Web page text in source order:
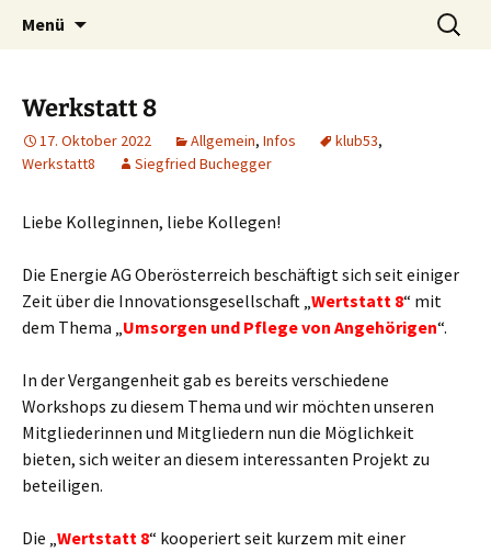
Menü
Suchen
nach:
Werkstatt 8
17. Oktober 2022 Allgemein, Infos klub53,
Werkstatt8
Siegfried Buchegger
Liebe Kolleginnen, liebe Kollegen!
Die Energie AG Oberösterreich beschäftigt sich seit einiger
Zeit über die Innovationsgesellschaft „Wertstatt 8“ mit
dem Thema „Umsorgen und Pflege von Angehörigen“.
In der Vergangenheit gab es bereits verschiedene
Workshops zu diesem Thema und wir möchten unseren
Mitgliederinnen und Mitgliedern nun die Möglichkeit
bieten, sich weiter an diesem interessanten Projekt zu
beteiligen.
Die „Wertstatt 8“ kooperiert seit kurzem mit einer